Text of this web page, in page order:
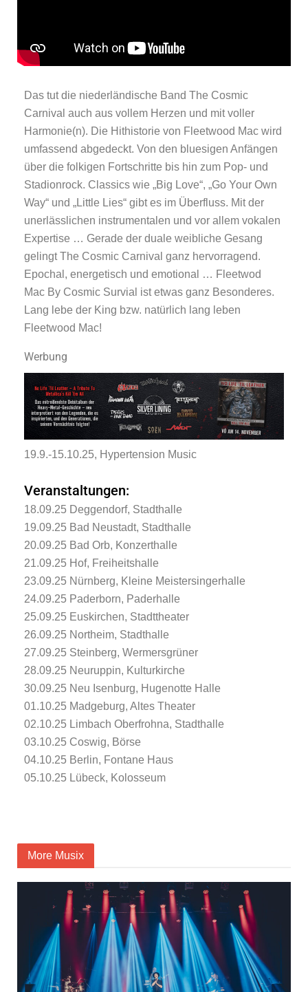
Das tut die niederländische Band The Cosmic
Carnival auch aus vollem Herzen und mit voller
Harmonie(n). Die Hithistorie von Fleetwood Mac wird
umfassend abgedeckt. Von den bluesigen Anfängen
über die folkigen Fortschritte bis hin zum Pop- und
Stadionrock. Classics wie „Big Love“, „Go Your Own
Way“ und „Little Lies“ gibt es im Überfluss. Mit der
unerlässlichen instrumentalen und vor allem vokalen
Expertise … Gerade der duale weibliche Gesang
gelingt The Cosmic Carnival ganz hervorragend.
Epochal, energetisch und emotional … Fleetwod
Mac By Cosmic Survial ist etwas ganz Besonderes.
Lang lebe der King bzw. natürlich lang leben
Fleetwood Mac!
Werbung
19.9.-15.10.25, Hypertension Music
Veranstaltungen:
18.09.25 Deggendorf, Stadthalle
19.09.25 Bad Neustadt, Stadthalle
20.09.25 Bad Orb, Konzerthalle
21.09.25 Hof, Freiheitshalle
23.09.25 Nürnberg, Kleine Meistersingerhalle
24.09.25 Paderborn, Paderhalle
25.09.25 Euskirchen, Stadttheater
26.09.25 Northeim, Stadthalle
27.09.25 Steinberg, Wermersgrüner
28.09.25 Neuruppin, Kulturkirche
30.09.25 Neu Isenburg, Hugenotte Halle
01.10.25 Madgeburg, Altes Theater
02.10.25 Limbach Oberfrohna, Stadthalle
03.10.25 Coswig, Börse
04.10.25 Berlin, Fontane Haus
05.10.25 Lübeck, Kolosseum
More Musix